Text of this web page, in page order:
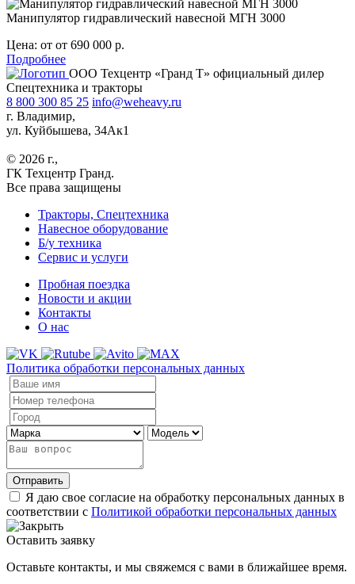
Манипулятор гидравлический навесной МГН 3000
Цена: от от 690 000 р.
Подробнее
ООО Техцентр «Гранд Т» официальный дилер
Спецтехника и тракторы
8 800 300 85 25 info@weheavy.ru
г. Владимир,
ул. Куйбышева, 34Ак1
© 2026 г.,
ГК Техцентр Гранд.
Все права защищены
Тракторы, Спецтехника
Навесное оборудование
Б/у техника
Сервис и услуги
Пробная поездка
Новости и акции
Контакты
О нас
Политика обработки персональных данных
Отправить
Я даю свое согласие на обработку персональных данных в
соответствии с Политикой обработки персональных данных
Оставить заявку
Оставьте контакты, и мы свяжемся с вами в ближайшее время.